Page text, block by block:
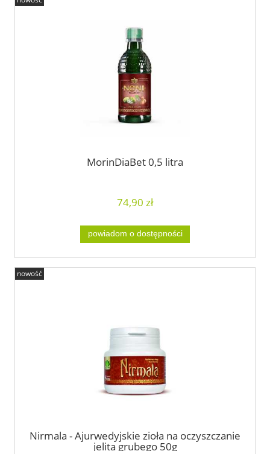
MorinDiaBet 0,5 litra
74,90 zł
powiadom o dostępności
Nirmala - Ajurwedyjskie zioła na oczyszczanie
jelita grubego 50g
nowość